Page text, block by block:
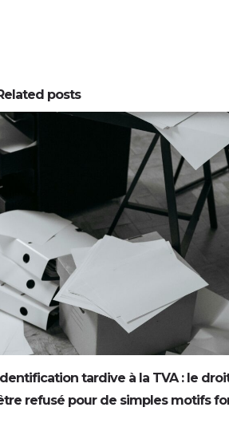
posts
0 0
tardive à la TVA : le
refusé pour de simples motifs